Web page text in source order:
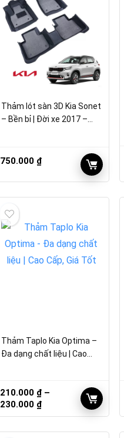
Thảm lót sàn 3D Kia Sonet
– Bền bỉ | Đời xe 2017 –
750.000 ₫
Thảm Taplo Kia Optima –
Đa dạng chất liệu | Cao
210.000 ₫ –
230.000 ₫Khoảng
giá: